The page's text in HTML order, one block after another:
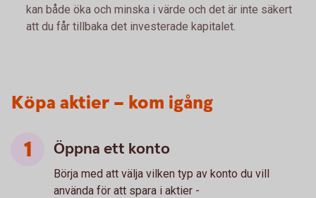
kan både öka och minska i värde och det är inte säkert
att du får tillbaka det investerade kapitalet.
Köpa aktier – kom igång
Öppna ett konto
Börja med att välja vilken typ av konto du vill
använda för att spara i aktier -